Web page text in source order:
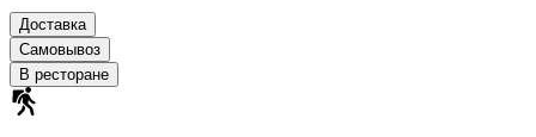
Доставка
Самовывоз
В ресторане